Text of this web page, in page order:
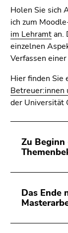
(Zugriffstaste
8)
Zur
Suche
(Zugriffstaste
Holen Sie sich
ich zum
im Lehramtan.
einzelnen
Verfassen
Hier finden Sie
Betreuer:innen
der Universität
Zu Beginn
Das Ende